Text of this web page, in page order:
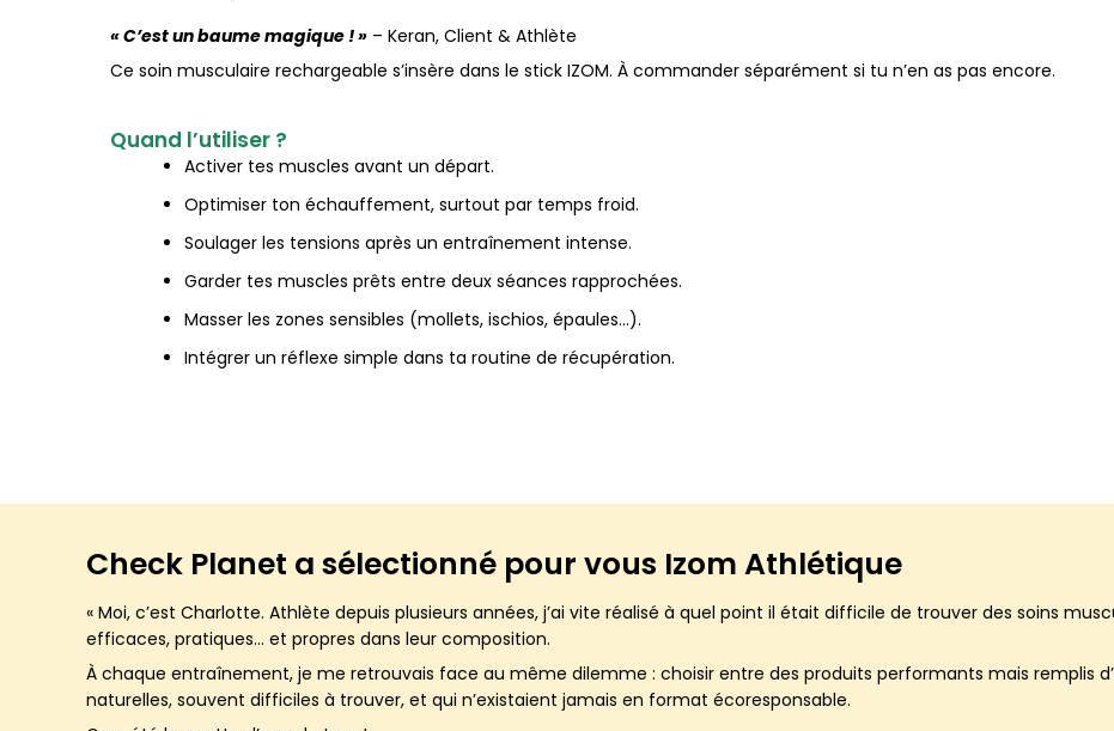
« C’est un baume magique ! » – Keran, Client & Athlète
Ce soin musculaire rechargeable s’insère dans le stick IZOM. À commander séparément si tu n’en as pas encore.
Quand l’utiliser ?
Activer tes muscles avant un départ.
Optimiser ton échauffement, surtout par temps froid.
Soulager les tensions après un entraînement intense.
Garder tes muscles prêts entre deux séances rapprochées.
Masser les zones sensibles (mollets, ischios, épaules…).
Intégrer un réflexe simple dans ta routine de récupération.
Check Planet a sélectionné pour vous Izom Athlétique
« Moi, c’est Charlotte. Athlète depuis plusieurs années, j’ai vite réalisé à quel point il était difficile de trouver des soins
efficaces, pratiques… et propres dans leur composition.
À chaque entraînement, je me retrouvais face au même dilemme : choisir entre des produits performants mais remplis
naturelles, souvent difficiles à trouver, et qui n’existaient jamais en format écoresponsable.